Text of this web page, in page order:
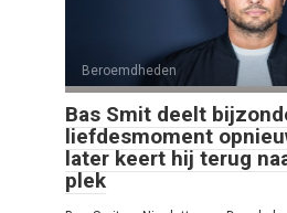
Beroemdheden
Bas Smit deelt
liefdesmoment
later keert hij terug
plek